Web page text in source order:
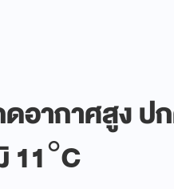
อากาศสูง ป
11°C